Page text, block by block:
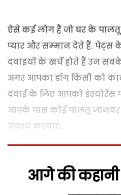
ऐसे कई लोग हैं जो घर के
प्‍यार और सम्‍मान देते हैं. पेट्स
दवाइयों के खर्चे होते हैं उन सबके
अगर आपका डॉग किसी को
दवाई के लिए आपको इंश्‍योरेंस
आपके पास कोई पालतू
अवश्‍य करवाएं.
आगे की